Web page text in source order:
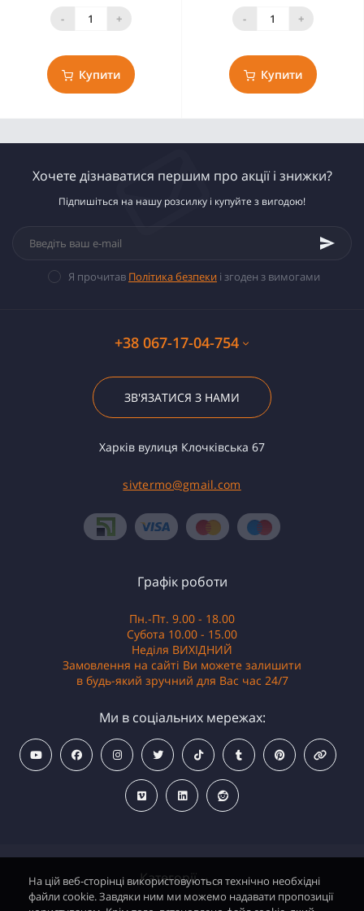
- +
Купити
- +
Купити
Хочете дізнаватися першим про акції і знижки?
Підпишіться на нашу розсилку і купуйте з вигодою!
Я прочитав Політика безпеки і згоден з вимогами
+38 067-17-04-754
ЗВ'ЯЗАТИСЯ З НАМИ
Харків вулиця Клочківська 67
sivtermo@gmail.com
Категорії
Графік роботи
Пн.-Пт. 9.00 - 18.00
Субота 10.00 - 15.00
Неділя ВИХІДНИЙ
Замовлення на сайті Ви можете залишити
в будь-який зручний для Вас час 24/7
Ми в соціальних мережах:
На цій веб-сторінці використовуються технічно необхідні
файли cookie. Завдяки ним ми можемо надавати пропозиції